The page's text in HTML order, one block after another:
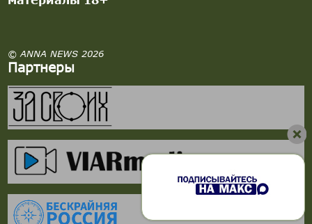
© ANNA NEWS 2026
Партнеры